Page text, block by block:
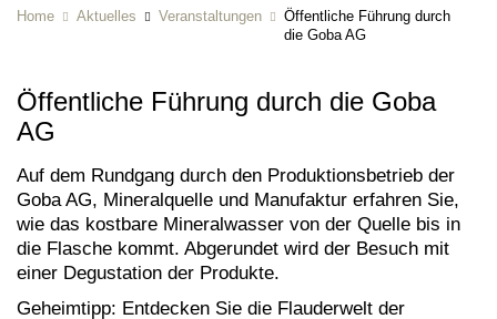
Home Aktuelles Veranstaltungen
Öffentliche Führung durch
die Goba AG
Öffentliche Führung durch die Goba
AG
Auf dem Rundgang durch den Produktionsbetrieb der
Goba AG, Mineralquelle und Manufaktur erfahren Sie,
wie das kostbare Mineralwasser von der Quelle bis in
die Flasche kommt. Abgerundet wird der Besuch mit
einer Degustation der Produkte.
Geheimtipp: Entdecken Sie die Flauderwelt der